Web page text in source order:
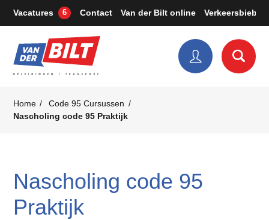
Vacatures 6 Contact Van der Bilt online Verkeersbieb
Home
Code 95 Cursussen
Nascholing code 95 Praktijk
Nascholing code 95
Praktijk